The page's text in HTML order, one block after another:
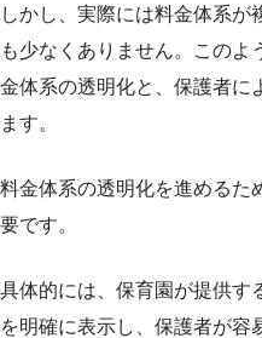
しかし、実際には料金体系が
も少なくありません。この
金体系の透明化と、保護者に
ます。
料金体系の透明化を進めるた
要です。
具体的には、保育園が提供す
を明確に表示し、保護者が容